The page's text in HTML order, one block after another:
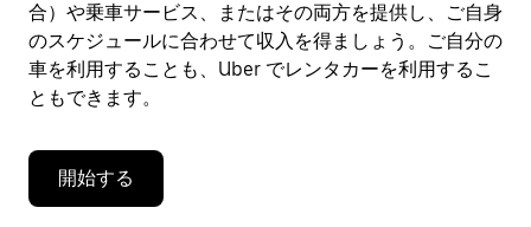
を
閉
じ
ま
す。
合）や乗車サービス、またはその両方を提供し、ご自身
のスケジュールに合わせて収入を得ましょう。ご自分の
車を利用することも、Uber でレンタカーを利用するこ
ともできます。
開始する